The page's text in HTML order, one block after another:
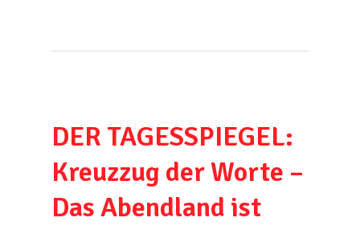
DER TAGESSPIEGEL:
Kreuzzug der Worte –
Das Abendland ist